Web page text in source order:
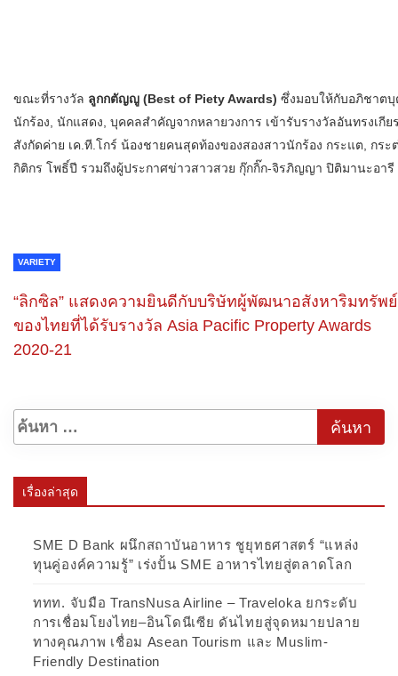
ขณะที่รางวัล ลูกกตัญญู (Best of Piety Awards) ซึ่งมอบให้กับอภิชาต
นักร้อง, นักแสดง, บุคคลสำคัญจากหลายวงการ เข้ารับรางวัลอันทรงเกี
สังกัดค่าย เค.ที.โกร์ น้องชายคนสุดท้องของสองสาวนักร้อง กระแต, ก
กิติกร โพธิ์ปี รวมถึงผู้ประกาศข่าวสาวสวย กุ๊กกิ๊ก-จิรภิญญา ปิติมานะอารี
VARIETY
“ลิกซิล” แสดงความยินดีกับบริษัทผู้พัฒนาอสังหาริมทรัพย์
ของไทยที่ได้รับรางวัล Asia Pacific Property Awards
2020-21
เรื่องล่าสุด
SME D Bank ผนึกสถาบันอาหาร ชูยุทธศาสตร์ “แหล่ง
ทุนคู่องค์ความรู้” เร่งปั้น SME อาหารไทยสู่ตลาดโลก
ททท. จับมือ TransNusa Airline – Traveloka ยกระดับ
การเชื่อมโยงไทย–อินโดนีเซีย ดันไทยสู่จุดหมายปลาย
ทางคุณภาพ เชื่อม Asean Tourism และ Muslim-
Friendly Destination